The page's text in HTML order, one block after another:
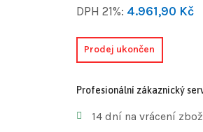
DPH 21%: 4.961,90 Kč
Prodej ukončen
Profesionální zákaznický
14 dní na vrácení